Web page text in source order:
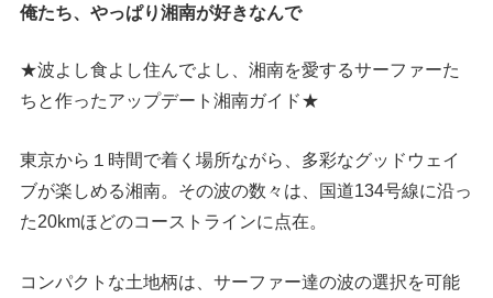
俺たち、やっぱり湘南が好きなんで
★波よし食よし住んでよし、湘南を愛するサーファーた
ちと作ったアップデート湘南ガイド★
東京から１時間で着く場所ながら、多彩なグッドウェイ
ブが楽しめる湘南。その波の数々は、国道134号線に沿っ
た20kmほどのコーストラインに点在。
コンパクトな土地柄は、サーファー達の波の選択を可能